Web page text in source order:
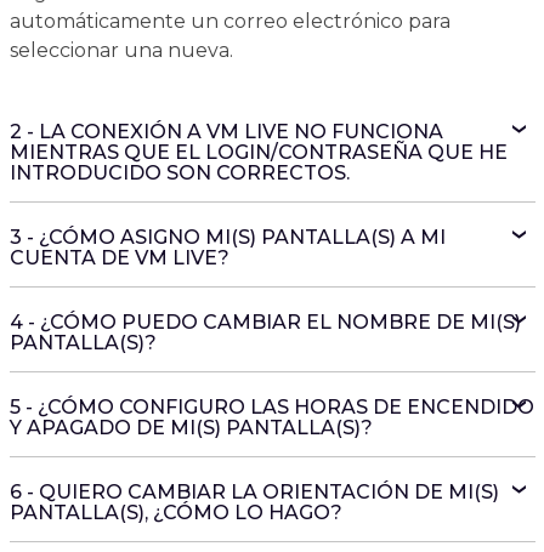
automáticamente un correo electrónico para
seleccionar una nueva.
2 - LA CONEXIÓN A VM LIVE NO FUNCIONA
MIENTRAS QUE EL LOGIN/CONTRASEÑA QUE HE
INTRODUCIDO SON CORRECTOS.
3 - ¿CÓMO ASIGNO MI(S) PANTALLA(S) A MI
CUENTA DE VM LIVE?
4 - ¿CÓMO PUEDO CAMBIAR EL NOMBRE DE MI(S)
PANTALLA(S)?
5 - ¿CÓMO CONFIGURO LAS HORAS DE ENCENDIDO
Y APAGADO DE MI(S) PANTALLA(S)?
6 - QUIERO CAMBIAR LA ORIENTACIÓN DE MI(S)
PANTALLA(S), ¿CÓMO LO HAGO?